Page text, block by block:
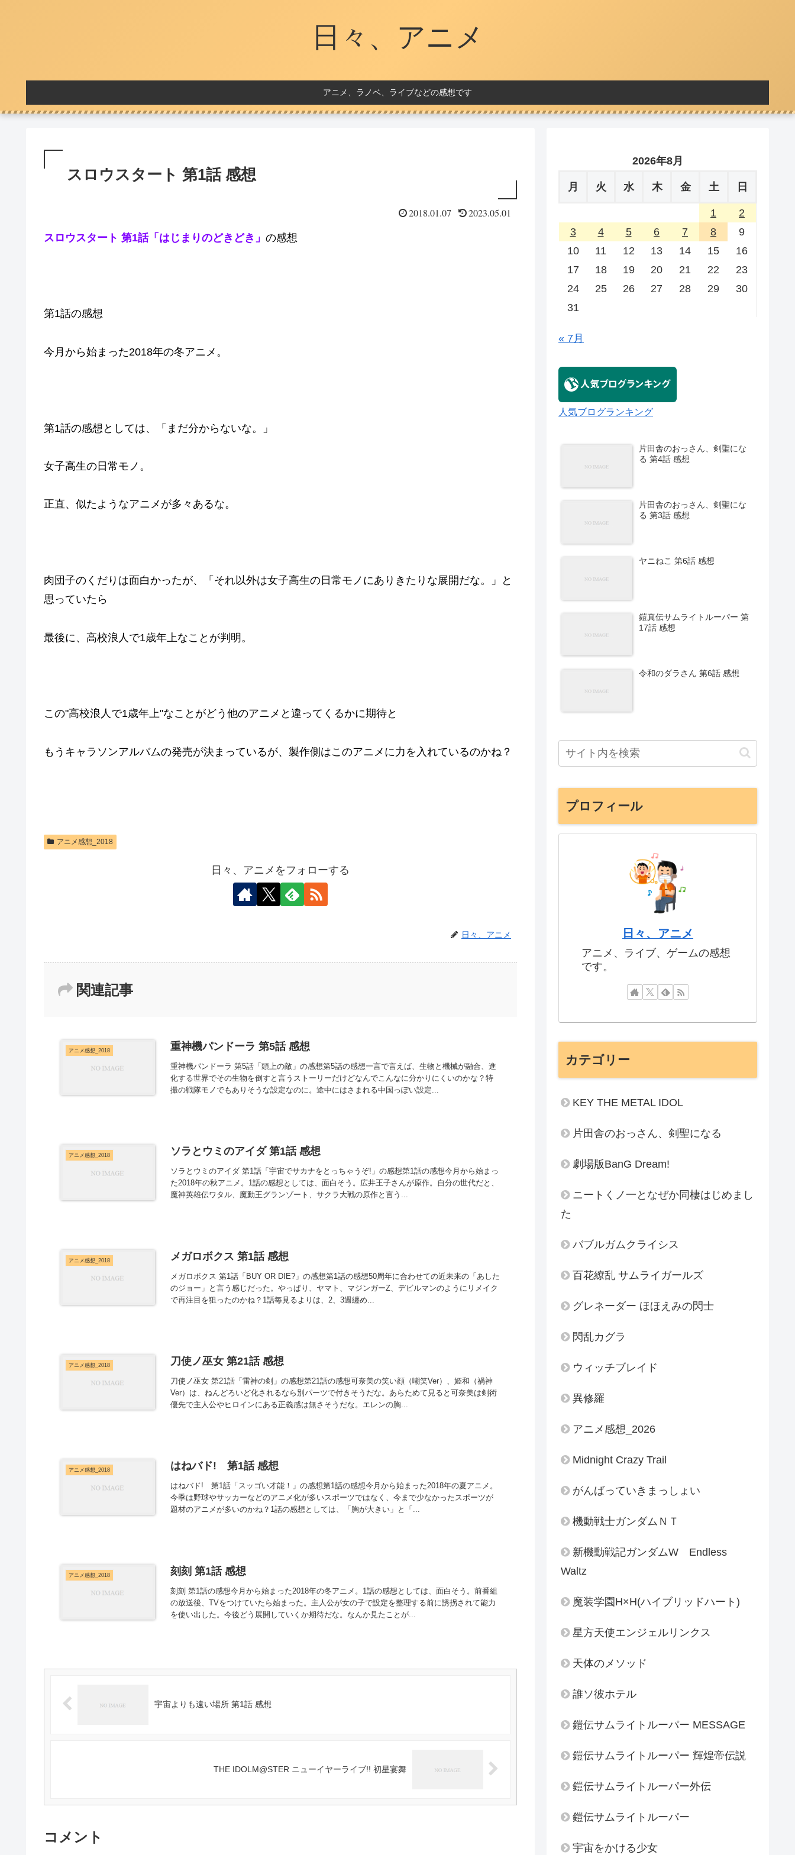
日々、アニメ
アニメ、ラノベ、ライブなどの感想です
スロウスタート 第1話 感想
2018.01.07 2023.05.01
スロウスタート 第1話「はじまりのどきどき」 の感想
第1話の感想
今月から始まった2018年の冬アニメ。
第1話の感想としては、「まだ分からないな。」
女子高生の日常モノ。
正直、似たようなアニメが多々あるな。
肉団子のくだりは面白かったが、「それ以外は女子高生の日常モノにありきたりな展開だな。」と
思っていたら
最後に、高校浪人で1歳年上なことが判明。
この"高校浪人で1歳年上"なことがどう他のアニメと違ってくるかに期待と
もうキャラソンアルバムの発売が決まっているが、製作側はこのアニメに力を入れているのかね？
アニメ感想_2018
日々、アニメをフォローする
日々、アニメ
関連記事
アニメ感想_2018 重神機パンドーラ 第5話 感想
重神機パンドーラ 第5話「頭上の敵」の感想第5話の感想一言で言えば、生物と機械が融合、進
化する世界でその生物を倒すと言うストーリーだけどなんでこんなに分かりにくいのかな？特
撮の戦隊モノでもありそうな設定なのに。途中にはさまれる中国っぽい設定...
アニメ感想_2018 ソラとウミのアイダ 第1話 感想
ソラとウミのアイダ 第1話「宇宙でサカナをとっちゃうぞ!」の感想第1話の感想今月から始まっ
た2018年の秋アニメ。1話の感想としては、面白そう。広井王子さんが原作。自分の世代だと、
魔神英雄伝ワタル、魔動王グランゾート、サクラ大戦の原作と言う...
アニメ感想_2018 メガロボクス 第1話 感想
メガロボクス 第1話「BUY OR DIE?」の感想第1話の感想50周年に合わせての近未来の「あした
のジョー」と言う感じだった。やっぱり、ヤマト、マジンガーZ、デビルマンのようにリメイク
で再注目を狙ったのかね？1話毎見るよりは、2、3週纏め...
アニメ感想_2018 刀使ノ巫女 第21話 感想
刀使ノ巫女 第21話「雷神の剣」の感想第21話の感想可奈美の笑い顔（嘲笑Ver）、姫和（禍神
Ver）は、ねんどろいど化されるなら別パーツで付きそうだな。あらためて見ると可奈美は剣術
優先で主人公やヒロインにある正義感は無さそうだな。エレンの胸...
アニメ感想_2018 はねバド! 第1話 感想
はねバド! 第1話「スッゴい才能！」の感想第1話の感想今月から始まった2018年の夏アニメ。
今季は野球やサッカーなどのアニメ化が多いスポーツではなく、今まで少なかったスポーツが
題材のアニメが多いのかね？1話の感想としては、「胸が大きい」と「...
アニメ感想_2018 刻刻 第1話 感想
刻刻 第1話の感想今月から始まった2018年の冬アニメ。1話の感想としては、面白そう。前番組
の放送後、TVをつけていたら始まった。主人公が女の子で設定を整理する前に誘拐されて能力
を使い出した。今後どう展開していくか期待だな。なんか見たことが...
宇宙よりも遠い場所 第1話 感想
THE IDOLM@STER ニューイヤーライブ!! 初星宴舞
コメント
2026年8月
月 火 水 木 金 土 日
1
2
3
4 5 6 7 8
9
10
11 12 13 14 15
16
17
18 19 20 21 22
23
24
25 26 27 28 29
30
31
« 7月
人気ブログランキング
片田舎のおっさん、剣聖にな
る 第4話 感想
片田舎のおっさん、剣聖にな
る 第3話 感想
ヤニねこ 第6話 感想
鎧真伝サムライトルーパー 第
17話 感想
令和のダラさん 第6話 感想
プロフィール
日々、アニメ
アニメ、ライブ、ゲームの感想
です。
カテゴリー
KEY THE METAL IDOL
片田舎のおっさん、剣聖になる
劇場版BanG Dream!
ニートくノ一となぜか同棲はじめまし
た
バブルガムクライシス
百花繚乱 サムライガールズ
グレネーダー ほほえみの閃士
閃乱カグラ
ウィッチブレイド
異修羅
アニメ感想_2026
Midnight Crazy Trail
がんばっていきまっしょい
機動戦士ガンダムＮＴ
新機動戦記ガンダムW Endless
Waltz
魔装学園H×H(ハイブリッドハート)
星方天使エンジェルリンクス
天体のメソッド
誰ソ彼ホテル
鎧伝サムライトルーパー MESSAGE
鎧伝サムライトルーパー 輝煌帝伝説
鎧伝サムライトルーパー外伝
鎧伝サムライトルーパー
宇宙をかける少女